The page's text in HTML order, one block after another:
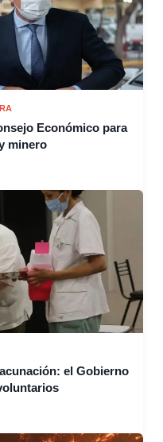
Económico para
minero
el Gobierno